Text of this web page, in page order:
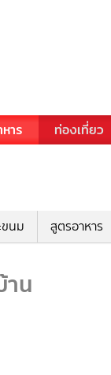
าร ท่องเที่ยว
ขนม สูตรอาหาร
าน